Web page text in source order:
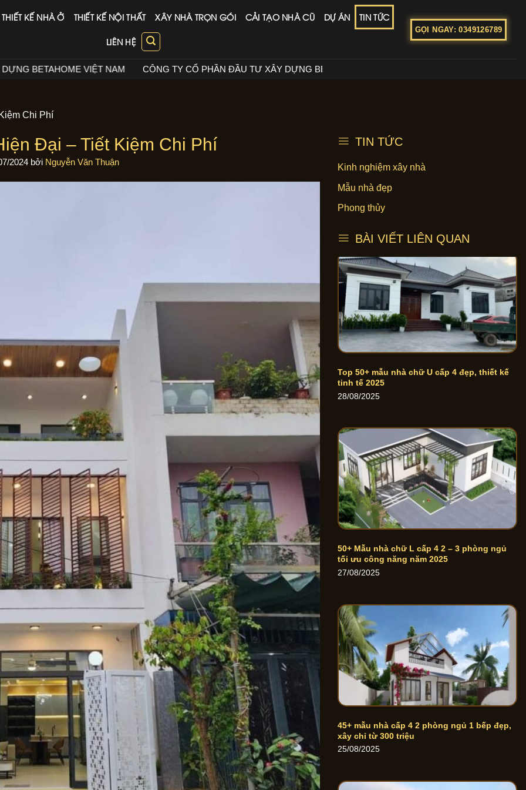
THIẾT KẾ NHÀ Ở THIẾT KẾ NỘI THẤT XÂY NHÀ TRỌN GÓI CẢI TẠO NHÀ CŨ DỰ ÁN TIN TỨC
LIÊN HỆ
GỌI NGAY: 0349126789
CÔNG TY CỔ PHẦN ĐẦU TƯ XÂY DỰNG BETAHOME VIỆT NAM CÔNG TY CỔ PHẦN ĐẦU TƯ XÂY DỰNG BETAHOME
Chi Phí
Đại – Tiết Kiệm Chi Phí
2024 bởi Nguyễn Văn Thuận
TIN TỨC
Kinh nghiệm xây nhà
Mẫu nhà đẹp
Phong thủy
BÀI VIẾT LIÊN QUAN
Top 50+ mẫu nhà chữ U cấp 4 đẹp, thiết kế
tinh tế 2025
28/08/2025
50+ Mẫu nhà chữ L cấp 4 2 – 3 phòng ngủ
tối ưu công năng năm 2025
27/08/2025
45+ mẫu nhà cấp 4 2 phòng ngủ 1 bếp đẹp,
xây chỉ từ 300 triệu
25/08/2025